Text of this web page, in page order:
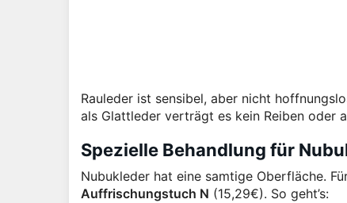
Rauleder ist sensibel, aber nicht
als Glattleder verträgt es kein Reiben oder
Spezielle Behandlung für
Nubukleder hat eine samtige Oberfläche.
Auffrischungstuch N (15,29€). So geht’s: